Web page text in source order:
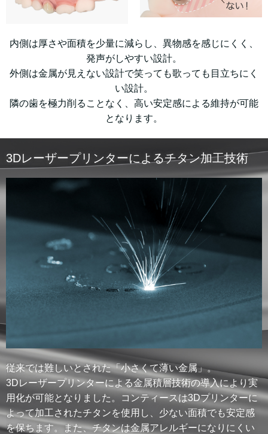
内側は厚さや面積を少量に減らし、異物感を感じにくく、
発声がしやすい設計。
外側は金属が見えない設計で笑っても歌っても目立ちにく
い設計。
隣の歯を極力削ることなく、高い安定感による維持が可能
となります。
3Dレーザープリンターによるチタン加工技術
従来では難しいとされた「小さくて薄い金属」。
3Dレーザープリンターによる金属積層技術の導入により実
用化が可能となりました。コンティースは3Dプリンターに
よって加工されたチタンを使用し、少ない面積でも安定感
を保ちます。また、チタンは金属アレルギーになりにくい